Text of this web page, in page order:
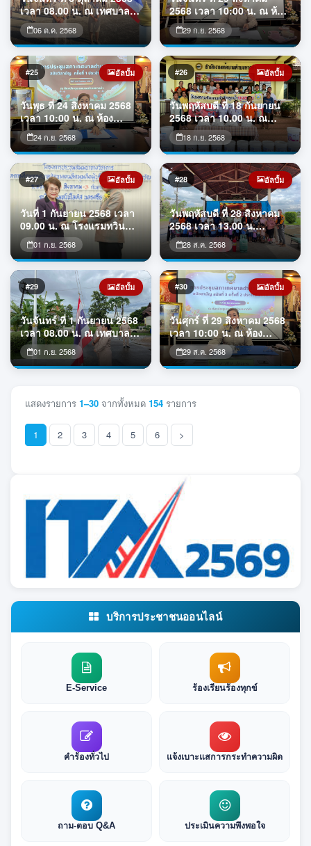
ประธานการประชุมคณะ
กรรมการกองทุนหลักประกัน
สุขภาพ
ประเทศไทย
เวลา 08.00 น. ณ เทศบาล
ตำบลหาดคำ เทศบาลตำบล
หาดคำ จัดกิจกรรมเข้าแถว
เคารพธงชาติ ร้องเพลงชาติ
และสวดมนต์ไหว้พระ ซึ่งจัด
ขึ้นทุกวันจันทร์แรกของเดือน
เพื่อแสดงความจงรักภักดีต่อ
ชาติ ศาสนา พระมหากษัตริย์
ณ บริเวณหน้าเสาธงหน้า
อาคารป้องก
06 ต.ค. 2568
2568 เวลา 10:00 น. ณ ห้อง
ประชุมเทศบาลตำบลหาดคำ
จัดการประชุมสภาเทศบาล
ตำบลหาดคำ สมัยวิสามัญ
สมัยที่ 1 ครั้งที่ 2 ประจำปี
2568
29 ก.ย. 2568
#25 อัลบั้ม
วันพุธ ที่ 24 สิงหาคม 2568
เวลา 10:00 น. ณ ห้อง
ประชุมเทศบาลตำบลหาดคำ
จัดการประชุมสภาเทศบาล
ตำบลหาดคำ สมัยวิสามัญ
ครั้งที่ 1 ประจำปี 2568
24 ก.ย. 2568
#26 อัลบั้ม
วันพฤหัสบดี ที่ 18 กันยายน
2568 เวลา 10.00 น. ณ
เทศบาลตำบลหาดคำ นาย
ถาวร ชัยจันทร์ นายก
เทศมนตรีตำบลหาดคำ พร้อม
ทั้งคณะผู้บริหาร มอบทรา
ยอะเบทตามโครงการจัดการ
กำจัดลูกน้ำยุงลาย ประจำปี
2568
18 ก.ย. 2568
#27 อัลบั้ม
วันที่ 1 กันยายน 2568 เวลา
09.00 น. ณ โรงแรมทวิน
Lotus จังหวัด
นครศรีธรรมราช นางจามรี
ช้างอินทร์ ที่ปรึกษานายก
เทศมนตรีตำบลหาดคำ เป็น
ตัวแทนนายกเทศมนตรีตำบล
หาดคำ เข้ารับมอบโล่
เกียรติยศ ด้าน “ผู้ทำ
ประโยชน์ทางการศึกษาท้อง
ถิ่นประจำปี 2568” จาก นาย
กู้เกียรติ นิ่
01 ก.ย. 2568
#28 อัลบั้ม
วันพฤหัสบดี ที่ 28 สิงหาคม
2568 เวลา 13.00 น.
เทศบาลตำบลหาดคำได้จัด
ทำ โครงการอบรมการ
ป้องกันและระงับอัคคีภัย ให้
กับสำนักงาน ประจำปี 2568
โดย ท่านถาวร ชัยจันทร์
นายกเทศมนตรีตำบลหาดคำ
เป็นประธานในพิธีเปิดโครงฯ
เพื่อสร้างความรู้ ความเข้าใจ
และทักษะที่ถูกต้องใ
28 ส.ค. 2568
#29 อัลบั้ม
วันจันทร์ ที่ 1 กันยายน 2568
เวลา 08.00 น. ณ เทศบาล
ตำบลหาดคำ เทศบาลตำบล
หาดคำ จัดกิจกรรมเข้าแถว
เคารพธงชาติ ร้องเพลงชาติ
ขึ้นทุกวันจันทร์แรกของเดือน
เพื่อแสดงความจงรักภักดีต่อ
ณ บริเวณหน้าเสาธงหน้า
อาคารป้อง
01 ก.ย. 2568
#30 อัลบั้ม
วันศุกร์ ที่ 29 สิงหาคม 2568
เวลา 10:00 น. ณ ห้อง
ประชุมเทศบาลตำบลหาดคำ
จัดการประชุมสภาเทศบาล
ตำบลหาดคำ สมัยสามัญ
29 ส.ค. 2568
แสดงรายการ 1–30 จากทั้งหมด 154 รายการ
1 (current)
2 3 4 5 6 >
บริการประชาชนออนไลน์
E-Service ร้องเรียนร้องทุกข์
คำร้องทั่วไป แจ้งเบาะแสการกระทำความผิด
ถาม-ตอบ Q&A ประเมินความพึงพอใจ